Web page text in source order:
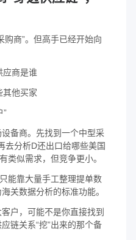
购商”。但高手已经开始向
应商是谁
其他买家
”
备商。先找到一个中型采
去分析D还出口给哪些美国
似需求，但竞争更小。
能靠大量手工整理提单数
关数据分析的标准功能。
户，可能不是你直接找到
链关系“挖”出来的那个备